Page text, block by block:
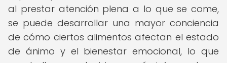
al prestar atención plena a lo que se come,
se puede desarrollar una mayor conciencia
de cómo ciertos alimentos afectan el estado
de ánimo y el bienestar emocional, lo que